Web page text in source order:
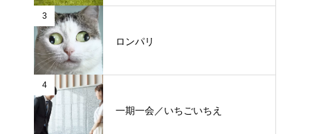
3
ロンパリ
4
一期一会／いちごいちえ